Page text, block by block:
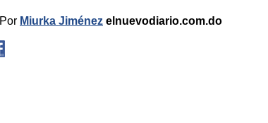
Por Miurka Jiménez elnuevodiario.com.do